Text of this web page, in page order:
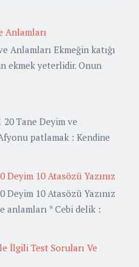
Anlamları
Anlamları Ekmeğin katığı
ekmek yeterlidir. Onun
20 Tane Deyim ve
Afyonu patlamak : Kendine
Deyim 10 Atasözü Yazınız
Deyim 10 Atasözü Yazınız
anlamları * Cebi delik :
İlgili Test Soruları Ve